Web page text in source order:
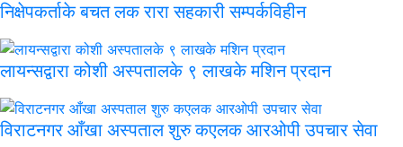
निक्षेपकर्ताके बचत लक रारा सहकारी सम्पर्कविहीन
लायन्सद्वारा कोशी अस्पतालके ९ लाखके मशिन प्रदान
विराटनगर आँखा अस्पताल शुरु कएलक आरओपी उपचार सेवा